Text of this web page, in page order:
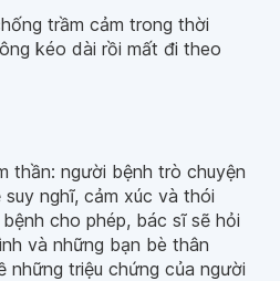
trầm cảm trong thời
kéo dài rồi mất đi theo
thần: người bệnh trò chuyện
nghĩ, cảm xúc và thói
cho phép, bác sĩ sẽ hỏi
và những bạn bè thân
những triệu chứng của người